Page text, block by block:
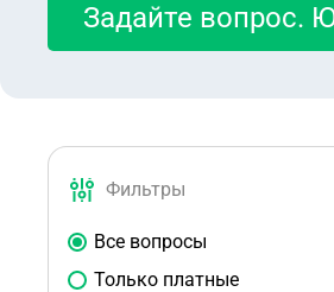
Задайте вопрос.
Фильтры
Все вопросы
Только платные